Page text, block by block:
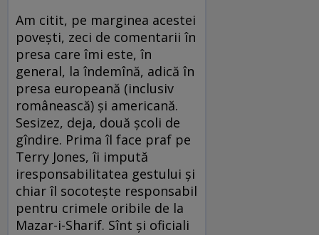
Am citit, pe marginea acestei
poveşti, zeci de comentarii în
presa care îmi este, în
general, la îndemînă, adică în
presa europeană (inclusiv
românească) şi americană.
Sesizez, deja, două şcoli de
gîndire. Prima îl face praf pe
Terry Jones, îi impută
iresponsabilitatea gestului şi
chiar îl socoteşte responsabil
pentru crimele oribile de la
Mazar-i-Sharif. Sînt şi oficiali